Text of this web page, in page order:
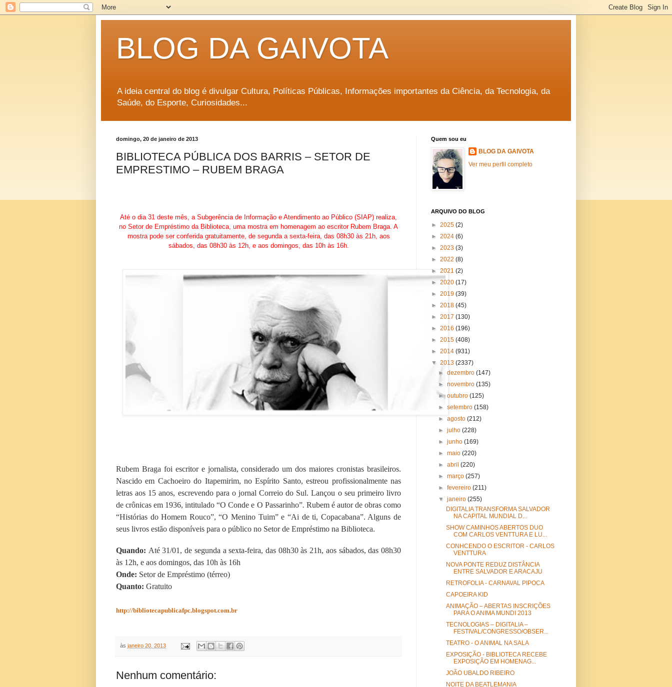
BLOG DA GAIVOTA
A ideia central do blog é divulgar Cultura, Políticas Públicas, Informações importantes da Ciência, da Tecnologia, da
Saúde, do Esporte, Curiosidades...
domingo, 20 de janeiro de 2013
BIBLIOTECA PÚBLICA DOS BARRIS – SETOR DE
EMPRESTIMO – RUBEM BRAGA
Até o dia 31 deste mês, a Subgerência de Informação e Atendimento ao Público (SIAP) realiza,
no Setor de Empréstimo da Biblioteca, uma mostra em homenagem ao escritor Rubem Braga. A
mostra pode ser conferida gratuitamente, de segunda a sexta-feira, das 08h30 às 21h, aos
sábados, das 08h30 às 12h, e aos domingos, das 10h às 16h.
Rubem Braga foi escritor e jornalista, considerado um dos maiores cronistas brasileiros.
Nascido em Cachoeiro do Itapemirim, no Espírito Santo, estreou profissionalmente nas
letras aos 15 anos, escrevendo para o jornal Correio do Sul. Lançou o seu primeiro livro
de crônicas em 1936, intitulado “O Conde e O Passarinho”. Rubem é autor de obras como
“Histórias do Homem Rouco”, “O Menino Tuim” e “Ai de ti, Copacabana”. Alguns de
seus livros estão disponíveis para o público no Setor de Empréstimo na Biblioteca.
Quando: Até 31/01, de segunda a sexta-feira, das 08h30 às 21h, aos sábados, das 08h30
às 12h, e aos domingos, das 10h às 16h
Onde: Setor de Empréstimo (térreo)
Quanto: Gratuito
http://bibliotecapublicafpc.blogspot.com.br
às janeiro 20, 2013
Nenhum comentário:
Quem sou eu
BLOG DA GAIVOTA
Ver meu perfil completo
ARQUIVO DO BLOG
► 2025 (2)
► 2024 (6)
► 2023 (3)
► 2022 (8)
► 2021 (2)
► 2020 (17)
► 2019 (39)
► 2018 (45)
► 2017 (130)
► 2016 (196)
► 2015 (408)
► 2014 (931)
▼ 2013 (2337)
►dezembro(147)
►novembro(135)
►outubro(125)
►setembro(158)
►agosto(212)
►julho(228)
►junho(169)
►maio(220)
►abril(220)
►março(257)
►fevereiro(211)
▼janeiro(255)
DIGITALIA TRANSFORMA SALVADOR
NA CAPITAL MUNDIAL D...
SHOW CAMINHOS ABERTOS DUO
COM CARLOS VENTTURA E LU...
CONHCENDO O ESCRITOR - CARLOS
VENTTURA
NOVA PONTE REDUZ DISTÂNCIA
ENTRE SALVADOR E ARACAJU
RETROFOLIA - CARNAVAL PIPOCA
CAPOEIRA KID
ANIMAÇÃO – ABERTAS INSCRIÇÕES
PARA O ANIMA MUNDI 2013
TECNOLOGIAS – DIGITALIA –
FESTIVAL/CONGRESSO/OBSER...
TEATRO - O ANIMAL NA SALA
EXPOSIÇÃO - BIBLIOTECA RECEBE
EXPOSIÇÃO EM HOMENAG...
JOÃO UBALDO RIBEIRO
NOITE DA BEATLEMANIA